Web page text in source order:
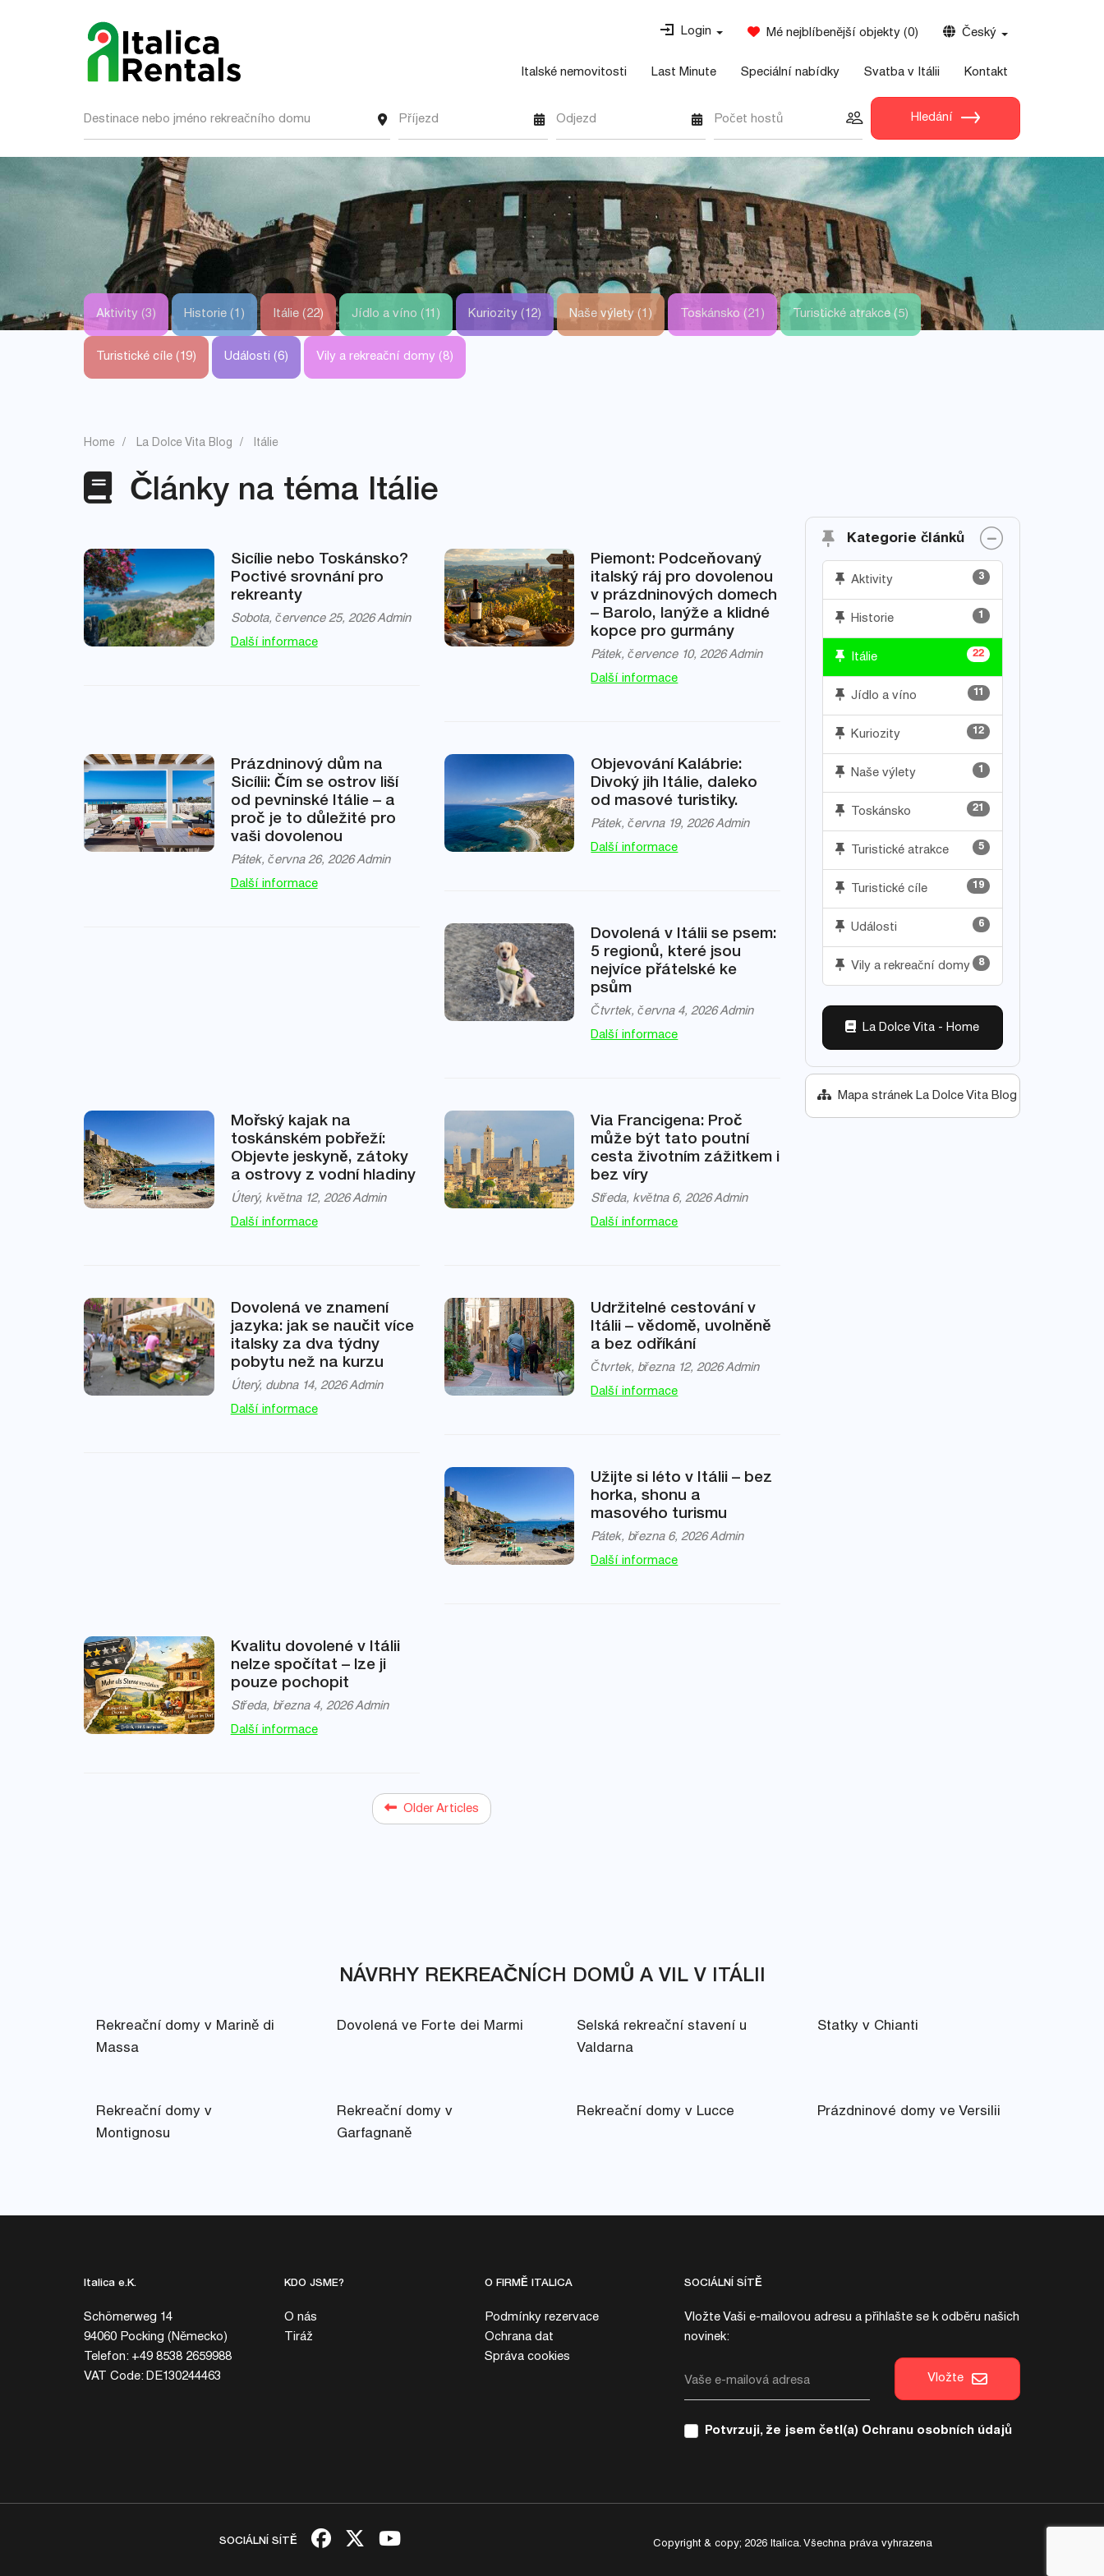
Login Mé nejblíbenější objekty (0) Český
Italské nemovitosti Last Minute Speciální nabídky Svatba v Itálii Kontakt
Destinace nebo jméno rekreačního domu Příjezd Odjezd Počet hostů Hledání
Aktivity (3) Historie (1) Itálie (22) Jídlo a víno (11) Kuriozity (12) Naše výlety (1) Toskánsko (21) Turistické atrakce (5)
Turistické cíle (19) Události (6) Vily a rekreační domy (8)
Home La Dolce Vita Blog Itálie
Články na téma Itálie
Sicílie nebo Toskánsko?
Poctivé srovnání pro
rekreanty
Sobota, července 25, 2026 Admin
Další informace
Piemont: Podceňovaný
italský ráj pro dovolenou
v prázdninových domech
– Barolo, lanýže a klidné
kopce pro gurmány
Pátek, července 10, 2026 Admin
Další informace
Prázdninový dům na
Sicílii: Čím se ostrov liší
od pevninské Itálie – a
proč je to důležité pro
vaši dovolenou
Pátek, června 26, 2026 Admin
Další informace
Objevování Kalábrie:
Divoký jih Itálie, daleko
od masové turistiky.
Pátek, června 19, 2026 Admin
Další informace
Dovolená v Itálii se psem:
5 regionů, které jsou
nejvíce přátelské ke
psům
Čtvrtek, června 4, 2026 Admin
Další informace
Mořský kajak na
toskánském pobřeží:
Objevte jeskyně, zátoky
a ostrovy z vodní hladiny
Úterý, května 12, 2026 Admin
Další informace
Via Francigena: Proč
může být tato poutní
cesta životním zážitkem i
bez víry
Středa, května 6, 2026 Admin
Další informace
Dovolená ve znamení
jazyka: jak se naučit více
italsky za dva týdny
pobytu než na kurzu
Úterý, dubna 14, 2026 Admin
Další informace
Udržitelné cestování v
Itálii – vědomě, uvolněně
a bez odříkání
Čtvrtek, března 12, 2026 Admin
Další informace
Užijte si léto v Itálii – bez
horka, shonu a
masového turismu
Pátek, března 6, 2026 Admin
Další informace
Kvalitu dovolené v Itálii
nelze spočítat – lze ji
pouze pochopit
Středa, března 4, 2026 Admin
Další informace
Older Articles
Kategorie článků
3
Aktivity
1
Historie
22
Itálie
11
Jídlo a víno
12
Kuriozity
1
Naše výlety
21
Toskánsko
5
Turistické atrakce
19
Turistické cíle
6
Události
8
Vily a rekreační domy
La Dolce Vita - Home
Mapa stránek La Dolce Vita Blog
NÁVRHY REKREAČNÍCH DOMŮ A VIL V ITÁLII
Rekreační domy v Marině di
Massa
Dovolená ve Forte dei Marmi
Selská rekreační stavení u
Valdarna
Statky v Chianti
Rekreační domy v
Montignosu
Rekreační domy v
Garfagnaně
Rekreační domy v Lucce Prázdninové domy ve Versilii
Italica e.K.
Schömerweg 14
94060 Pocking (Německo)
Telefon: +49 8538 2659988
VAT Code: DE130244463
KDO JSME?
O nás
Tiráž
O FIRMĚ ITALICA
Podmínky rezervace
Ochrana dat
Správa cookies
SOCIÁLNÍ SÍTĚ
Vložte Vaši e-mailovou adresu a přihlašte se k odběru našich
novinek:
Vaše e-mailová adresa Vložte
Potvrzuji, že jsem četl(a) Ochranu osobních údajů
SOCIÁLNÍ SÍTĚ Copyright & copy; 2026 Italica. Všechna práva vyhrazena